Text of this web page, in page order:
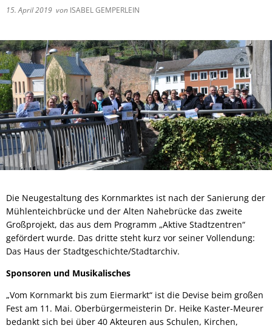
15. April 2019 von ISABEL GEMPERLEIN
Die Neugestaltung des Kornmarktes ist nach der Sanierung der
Mühlenteichbrücke und der Alten Nahebrücke das zweite
Großprojekt, das aus dem Programm „Aktive Stadtzentren“
gefördert wurde. Das dritte steht kurz vor seiner Vollendung:
Das Haus der Stadtgeschichte/Stadtarchiv.
Sponsoren und Musikalisches
„Vom Kornmarkt bis zum Eiermarkt“ ist die Devise beim großen
Fest am 11. Mai. Oberbürgermeisterin Dr. Heike Kaster-Meurer
bedankt sich bei über 40 Akteuren aus Schulen, Kirchen,